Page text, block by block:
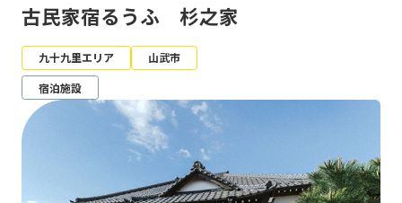
古民家宿るうふ 杉之家
九十九里エリア
山武市
宿泊施設